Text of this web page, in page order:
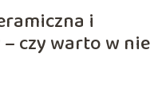
i
czy warto w nie